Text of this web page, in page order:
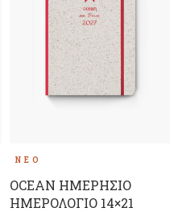
ΝΈΟ
OCEAN ΗΜΕΡΗΣΙΟ
ΗΜΕΡΟΛΟΓΙΟ 14×21